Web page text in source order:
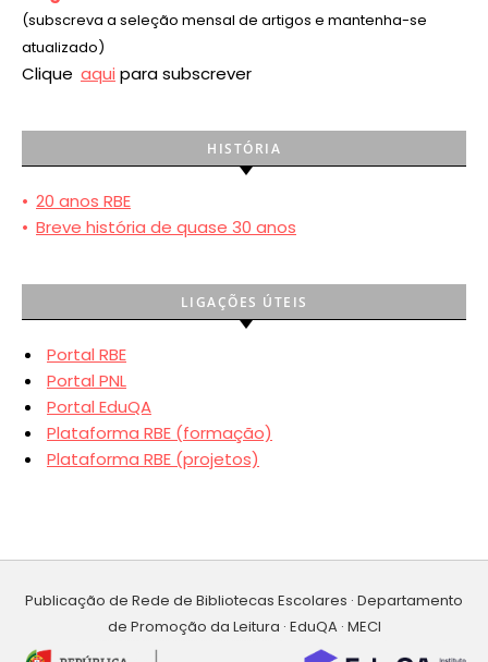
(subscreva a seleção mensal de artigos e mantenha-se
atualizado)
Clique aqui para subscrever
HISTÓRIA
• 20 anos RBE
• Breve história de quase 30 anos
LIGAÇÕES ÚTEIS
Portal RBE
Portal PNL
Portal EduQA
Plataforma RBE (formação)
Plataforma RBE (projetos)
Publicação de Rede de Bibliotecas Escolares · Departamento
de Promoção da Leitura · EduQA · MECI